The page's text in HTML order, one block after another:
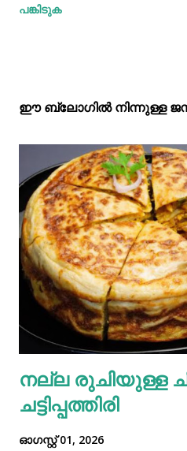
പങ്കിടുക
ഈ ബ്ലോഗിൽ നിന്നുള്ള
നല്ല രുചിയുള്ള
ചട്ടിപ്പത്തിരി
ഓഗസ്റ്റ് 01, 2026